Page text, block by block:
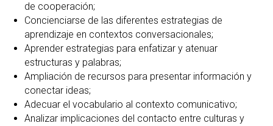
de cooperación;
Concienciarse de las diferentes estrategias de
aprendizaje en contextos conversacionales;
Aprender estrategias para enfatizar y atenuar
estructuras y palabras;
Ampliación de recursos para presentar información y
conectar ideas;
Adecuar el vocabulario al contexto comunicativo;
Analizar implicaciones del contacto entre culturas y